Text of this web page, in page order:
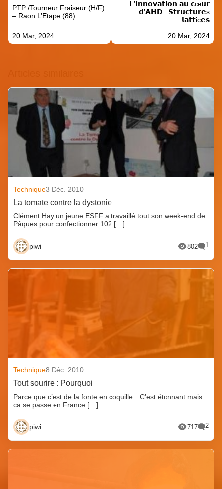
l’article
PTP /Tourneur Fraiseur (H/F)
– Raon L’Etape (88)
20 Mar, 2024
𝗟’𝗶𝗻𝗻𝗼𝘃𝗮𝘁𝗶𝗼𝗻 𝗮𝘂 𝗰œ𝘂𝗿
𝗱’𝗔𝗛𝗗 : 𝗦𝘁𝗿𝘂𝗰𝘁𝘂𝗿𝗲s
𝗹𝗮𝘁𝘁ic𝗲𝘀
20 Mar, 2024
Technique3 Déc. 2010
La tomate contre la dystonie
Clément Hay un jeune ESFF a travaillé tout son week-end de
Pâques pour confectionner 102 […]
piwi 802 1
Technique8 Déc. 2010
Tout sourire : Pourquoi
Parce que c’est de la fonte en coquille…C’est étonnant mais
ca se passe en France […]
piwi 717 2